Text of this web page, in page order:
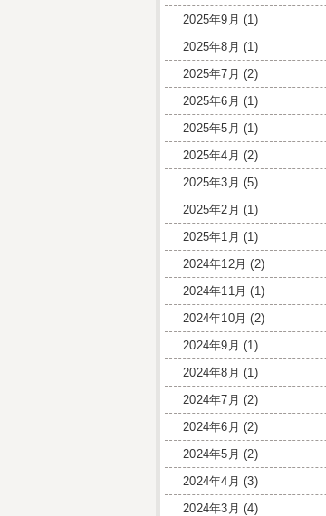
2025年9月 (1)
2025年8月 (1)
2025年7月 (2)
2025年6月 (1)
2025年5月 (1)
2025年4月 (2)
2025年3月 (5)
2025年2月 (1)
2025年1月 (1)
2024年12月 (2)
2024年11月 (1)
2024年10月 (2)
2024年9月 (1)
2024年8月 (1)
2024年7月 (2)
2024年6月 (2)
2024年5月 (2)
2024年4月 (3)
2024年3月 (4)